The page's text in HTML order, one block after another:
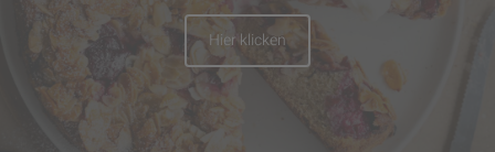
Hier klicken